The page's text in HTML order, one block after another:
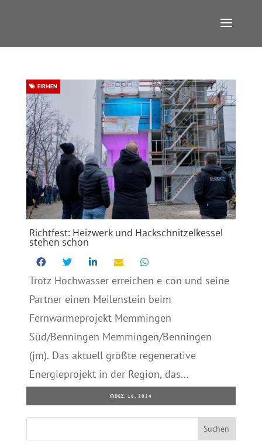
Richtfest: Heizwerk und Hackschnitzelkessel
stehen schon
FIRMEN
Trotz Hochwasser erreichen e-con und seine
Partner einen Meilenstein beim
Fernwärmeprojekt Memmingen
Süd/Benningen Memmingen/Benningen
(jm). Das aktuell größte regenerative
Energieprojekt in der Region, das...
DEZ. 16, 2024